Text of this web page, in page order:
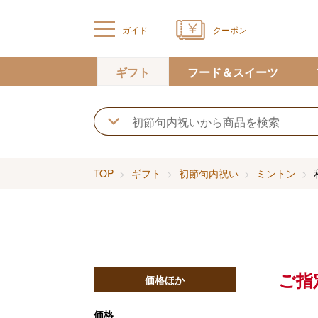
ガイド クーポン
ギフト フード＆スイーツ
TOP ギフト 初節句内祝い ミントン
ご
価格ほか
価格